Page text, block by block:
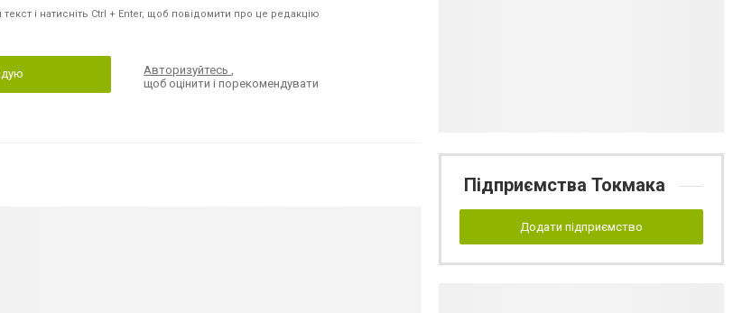
і натисніть Ctrl + Enter, щоб повідомити про це редакцію
Авторизуйтесь,
щоб оцінити і порекомендувати
Підприємства Токмака
Додати підприємство